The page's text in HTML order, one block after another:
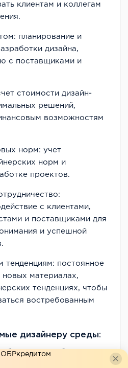
клиентам и коллегам
планирование и
дизайна,
с поставщиками и
стоимости дизайн-
решений,
возможностям
норм: учет
норм и
проектов.
с клиентами,
и поставщиками для
и успешной
тенденциям: постоянное
материалах,
тенденциях, чтобы
востребованным
дизайнеру среды:
разрабатывать
ОБРкредитом